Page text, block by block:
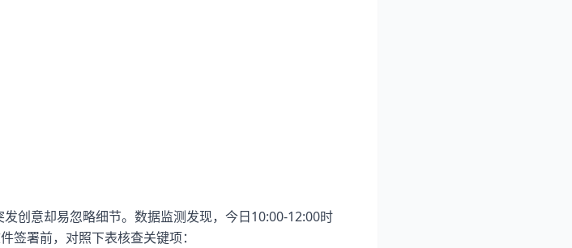
发创意却易忽略细节。数据监测发现，今日10:00-12:00时
签署前，对照下表核查关键项：